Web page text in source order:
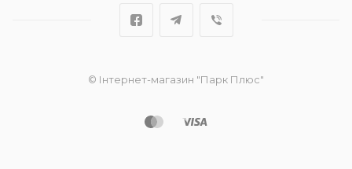
© Інтернет-магазин "Парк Плюс"